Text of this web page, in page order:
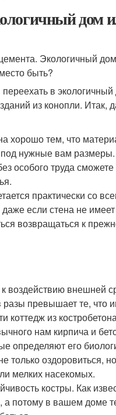
дом
в
из конопли. Итак,
хорошо тем, что
под нужные вам размеры.
особого труда
практически со
если стена не
возвращаться к
воздействию внешней
разы превышает те, что
из
нам кирпича и
определяют его
только оздоровиться,
мелких насекомых.
костры. Как
потому в вашем доме